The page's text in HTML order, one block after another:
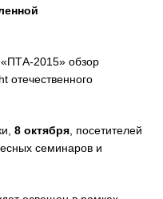
«ПТА-2015» обзор
отечественного
8 октября , посетителей
семинаров и